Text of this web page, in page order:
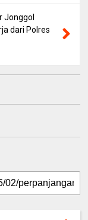
Jonggol
dari Polres